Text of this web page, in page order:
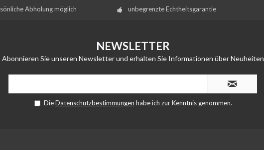
Abholung möglich unbegrenzte Echtheitsgarantie
NEWSLETTER
Abonnieren Sie unseren Newsletter und erhalten Sie Informationen über Neuheiten
DieDatenschutzbestimmungen habe ich zur Kenntnis genommen.